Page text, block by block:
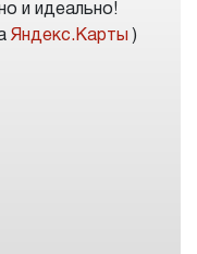
и идеально!
Яндекс.Карты )